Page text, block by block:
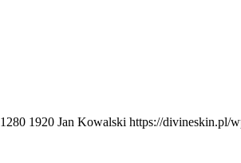
1280 1920 Jan Kowalski https://divineskin.pl/